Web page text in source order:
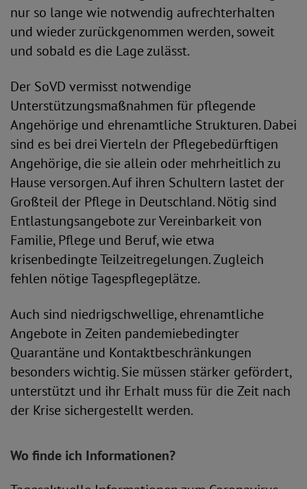
nur so lange wie notwendig aufrechterhalten
und wieder zurückgenommen werden, soweit
und sobald es die Lage zulässt.
Der SoVD vermisst notwendige
Unterstützungsmaßnahmen für pflegende
Angehörige und ehrenamtliche Strukturen. Dabei
sind es bei drei Vierteln der Pflegebedürftigen
Angehörige, die sie allein oder mehrheitlich zu
Hause versorgen. Auf ihren Schultern lastet der
Großteil der Pflege in Deutschland. Nötig sind
Entlastungsangebote zur Vereinbarkeit von
Familie, Pflege und Beruf, wie etwa
krisenbedingte Teilzeitregelungen. Zugleich
fehlen nötige Tagespflegeplätze.
Auch sind niedrigschwellige, ehrenamtliche
Angebote in Zeiten pandemiebedingter
Quarantäne und Kontaktbeschränkungen
besonders wichtig. Sie müssen stärker gefördert,
unterstützt und ihr Erhalt muss für die Zeit nach
der Krise sichergestellt werden.
Wo finde ich Informationen?